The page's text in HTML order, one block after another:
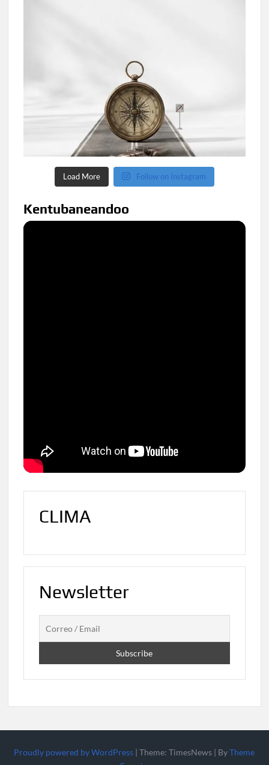
Load More Follow on Instagram
Kentubaneandoo
CLIMA
Newsletter
Proudly powered by WordPress |Theme: TimesNews | ByTheme